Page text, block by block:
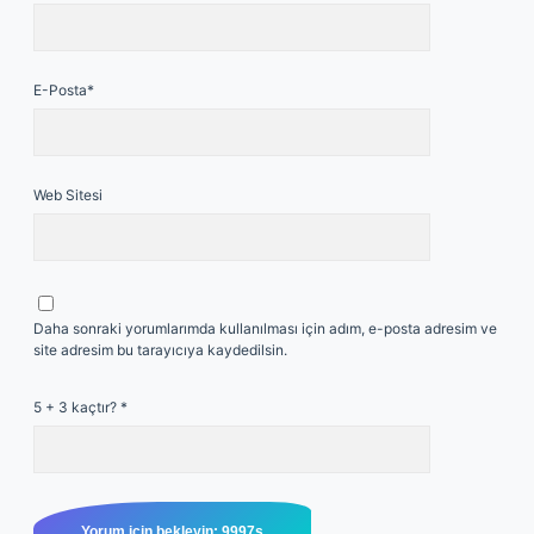
E-Posta*
Web Sitesi
Daha sonraki yorumlarımda kullanılması için adım, e-posta adresim ve
site adresim bu tarayıcıya kaydedilsin.
5 + 3 kaçtır? *